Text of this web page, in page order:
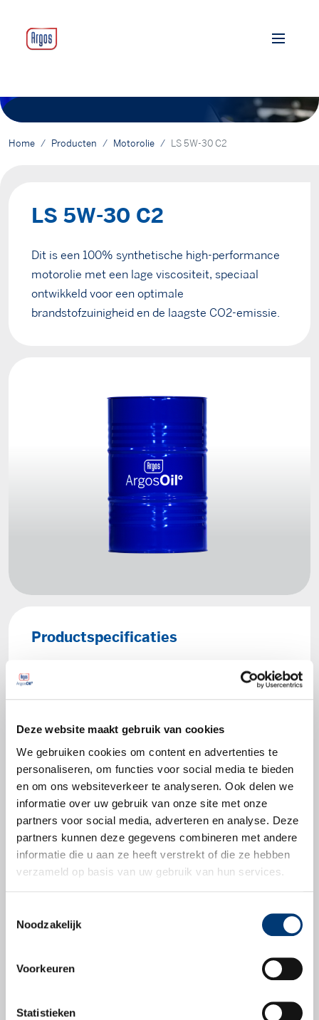
Deze website maakt gebruik van cookies
We gebruiken cookies om content en advertenties te
personaliseren, om functies voor social media te bieden
en om ons websiteverkeer te analyseren. Ook delen we
informatie over uw gebruik van onze site met onze
partners voor social media, adverteren en analyse. Deze
partners kunnen deze gegevens combineren met andere
informatie die u aan ze heeft verstrekt of die ze hebben
verzameld op basis van uw gebruik van hun services.
Noodzakelijk
Voorkeuren
Statistieken
Home Producten Motorolie LS 5W-30 C2
LS 5W-30 C2
Dit is een 100% synthetische high-performance
motorolie met een lage viscositeit, speciaal
ontwikkeld voor een optimale
brandstofzuinigheid en de laagste CO2-emissie.
Productspecificaties
PSA B71 2290
Fiat 9.55535-S1
ILSAC GF-5
Productbladen